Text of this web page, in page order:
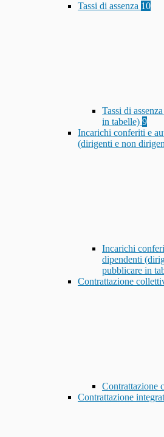
Tassi di assenza 10
Tassi di
in tabelle) 9
Incarichi conferiti e
(dirigenti e non
Incarichi
dipendenti
pubblicare in
Contrattazione
Contrattazione
Contrattazione